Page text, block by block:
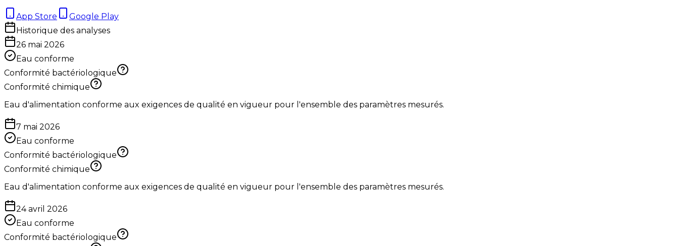
App Store
Google Play
Historique des analyses
26 mai 2026
Eau conforme
Conformité bactériologique
Conformité chimique
Eau d'alimentation conforme aux exigences de qualité en vigueur pour l'ensemble des paramètres mesurés.
7 mai 2026
Eau conforme
Conformité bactériologique
Conformité chimique
Eau d'alimentation conforme aux exigences de qualité en vigueur pour l'ensemble des paramètres mesurés.
24 avril 2026
Eau conforme
Conformité bactériologique